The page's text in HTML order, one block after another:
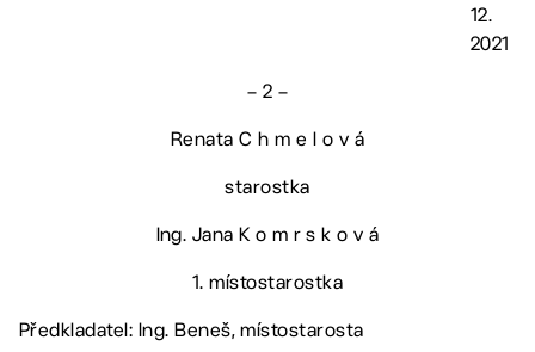
12.
2021
– 2 –
Renata C h m e l o v á
starostka
Ing. Jana K o m r s k o v á
1. místostarostka
Předkladatel: Ing. Beneš, místostarosta